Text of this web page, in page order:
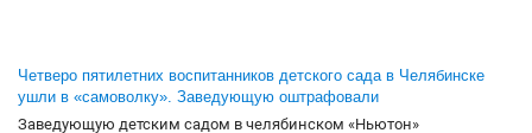
Четверо пятилетних воспитанников детского сада в Челябинске
ушли в «самоволку». Заведующую оштрафовали
Заведующую детским садом в челябинском «Ньютон»